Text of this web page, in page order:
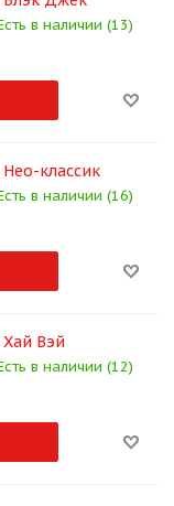
в наличии (13)
Нео-классик
в наличии (16)
Хай Вэй
в наличии (12)